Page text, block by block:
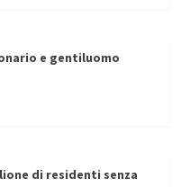
e gentiluomo
di residenti senza